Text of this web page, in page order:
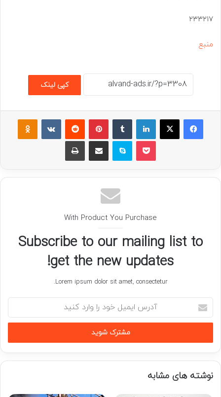
۲۳۳۲۱۷
منبع
کپی لینک
فیسبوکایکس لینکداینتامبلر پینتریستReddit
VKontakte
پاکت اسکایپ اشتراک گذاری با ایمیل چاپ
With Product You Purchase
Subscribe to our mailing list to
get the new updates!
Lorem ipsum dolor sit amet, consectetur.
آدرس
ایمیل
خود
وارد
کنید
نوشته های مشابه